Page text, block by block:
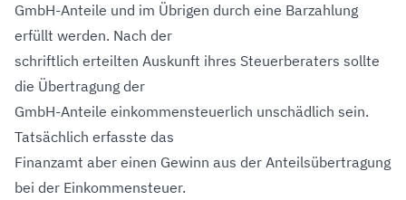
GmbH-Anteile und im Übrigen durch eine Barzahlung
erfüllt werden. Nach der
schriftlich erteilten Auskunft ihres Steuerberaters sollte
die Übertragung der
GmbH-Anteile einkommensteuerlich unschädlich sein.
Tatsächlich erfasste das
Finanzamt aber einen Gewinn aus der Anteilsübertragung
bei der Einkommensteuer.